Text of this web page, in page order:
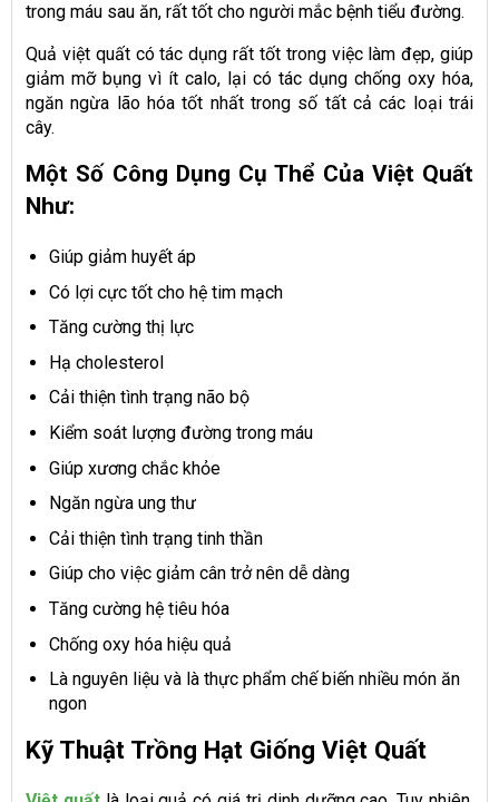
trong máu sau ăn, rất tốt cho người mắc bệnh tiểu đường.
Quả việt quất có tác dụng rất tốt trong việc làm đẹp, giúp
giảm mỡ bụng vì ít calo, lại có tác dụng chống oxy hóa,
ngăn ngừa lão hóa tốt nhất trong số tất cả các loại trái
cây.
Một Số Công Dụng Cụ Thể Của Việt Quất
Như:
Giúp giảm huyết áp
Có lợi cực tốt cho hệ tim mạch
Tăng cường thị lực
Hạ cholesterol
Cải thiện tình trạng não bộ
Kiểm soát lượng đường trong máu
Giúp xương chắc khỏe
Ngăn ngừa ung thư
Cải thiện tình trạng tinh thần
Giúp cho việc giảm cân trở nên dễ dàng
Tăng cường hệ tiêu hóa
Chống oxy hóa hiệu quả
Là nguyên liệu và là thực phẩm chế biến nhiều món ăn
ngon
Kỹ Thuật Trồng Hạt Giống Việt Quất